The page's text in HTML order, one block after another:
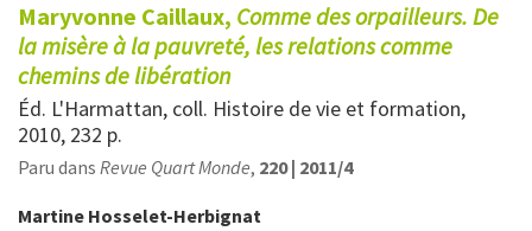
Maryvonne Caillaux, Comme des orpailleurs. De
la misère à la pauvreté, les relations comme
chemins de libération
Éd. L'Harmattan, coll. Histoire de vie et formation,
2010, 232 p.
Paru dans Revue Quart Monde, 220 | 2011/4
Martine Hosselet-Herbignat